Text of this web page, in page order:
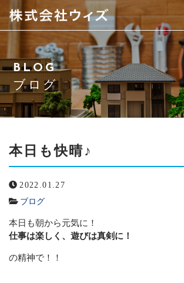
当社について
スタッフ紹介
サービス紹介
アクセス
ブログ
お問い合わせ
BLOG
ブログ
本日も快晴♪
2022.01.27
ブログ
本日も朝から元気に！
仕事は楽しく、遊びは真剣に！
の精神で！！